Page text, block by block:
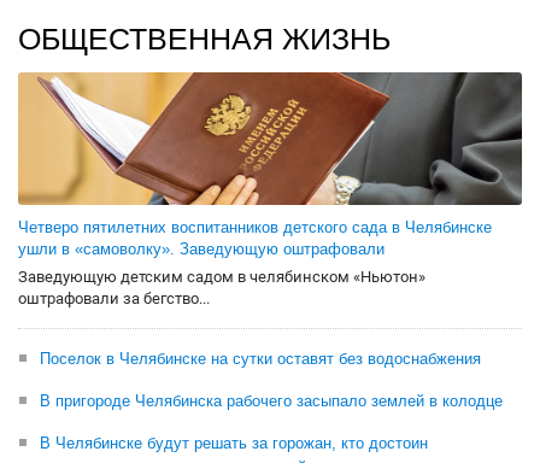
ОБЩЕСТВЕННАЯ ЖИЗНЬ
Четверо пятилетних воспитанников детского сада в Челябинске
ушли в «самоволку». Заведующую оштрафовали
Заведующую детским садом в челябинском «Ньютон»
оштрафовали за бегство...
Поселок в Челябинске на сутки оставят без водоснабжения
В пригороде Челябинска рабочего засыпало землей в колодце
В Челябинске будут решать за горожан, кто достоин